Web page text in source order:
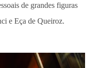
de grandes figuras
e Eça de Queiroz.